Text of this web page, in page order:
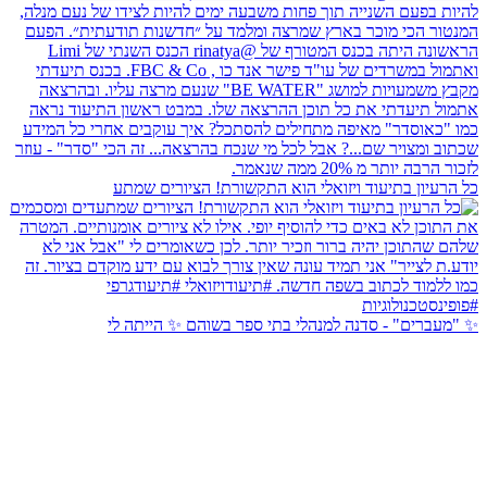
כל הרעיון בתיעוד ויזואלי הוא התקשורת! הציורים שמתע
✨ "מעברים" - סדנה למנהלי בתי ספר בשוהם ✨ הייתה לי